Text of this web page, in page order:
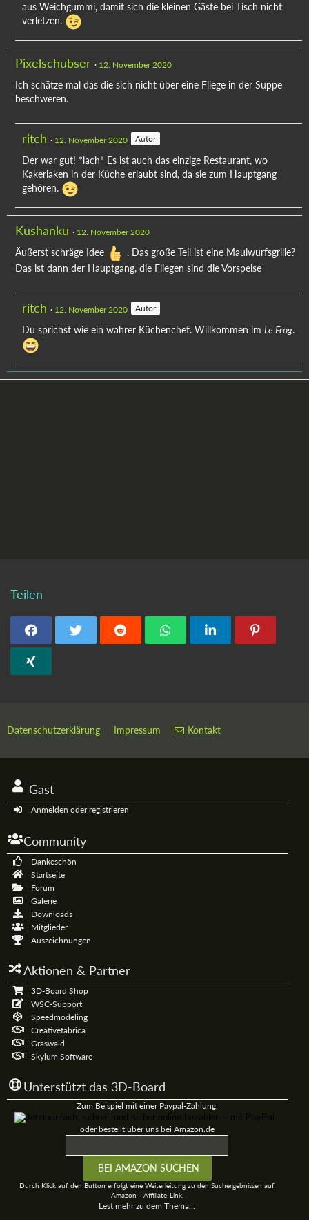
aus Weichgummi, damit sich die kleinen Gäste bei Tisch nicht
verletzen.
Pixelschubser 12. November 2020
Ich schätze mal das die sich nicht über eine Fliege in der Suppe
beschweren.
ritch 12. November 2020 Autor
Der war gut! *lach* Es ist auch das einzige Restaurant, wo
Kakerlaken in der Küche erlaubt sind, da sie zum Hauptgang
gehören.
Kushanku 12. November 2020
Äußerst schräge Idee
. Das große Teil ist eine Maulwurfsgrille?
Das ist dann der Hauptgang, die Fliegen sind die Vorspeise
ritch 12. November 2020 Autor
Du sprichst wie ein wahrer Küchenchef. Willkommen im Le Frog.
Teilen
Datenschutzerklärung Impressum Kontakt
Gast
Anmelden oder registrieren
Community
Dankeschön
Startseite
Forum
Galerie
Downloads
Mitglieder
Auszeichnungen
Aktionen & Partner
3D-Board Shop
WSC-Support
Speedmodeling
Creativefabrica
Graswald
Skylum Software
Unterstützt das 3D-Board
Zum Beispiel mit einer Paypal-Zahlung:
oder bestellt über uns bei Amazon.de
Durch Klick auf den Button erfolgt eine Weiterleitung zu den Suchergebnissen auf
Amazon - Affiliate-Link.
Lest mehr zu dem Thema...